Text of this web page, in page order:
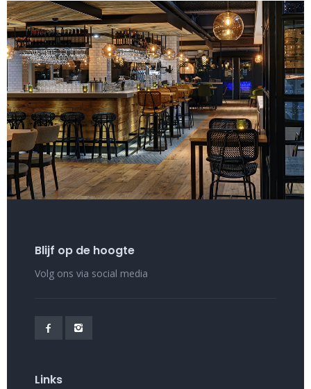
Blijf op de hoogte
Volg ons via social media
Links